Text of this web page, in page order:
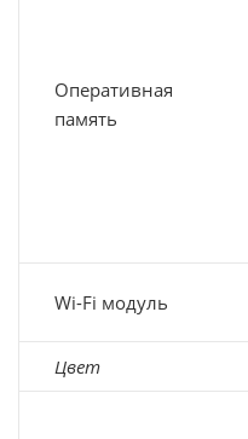
Оперативная
память
Wi-Fi модуль
Цвет